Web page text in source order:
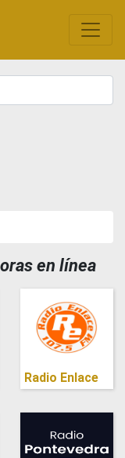
en línea
Radio Enlace